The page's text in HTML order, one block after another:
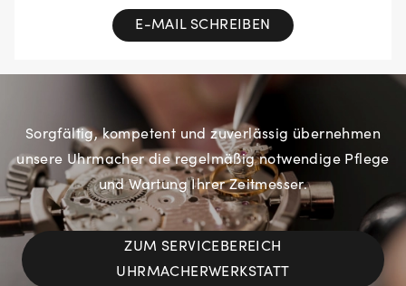
E-MAIL SCHREIBEN
Sorgfältig, kompetent und zuverlässig übernehmen
unsere Uhrmacher die regelmäßig notwendige Pflege
und Wartung Ihrer Zeitmesser.
ZUM SERVICEBEREICH
UHRMACHERWERKSTATT